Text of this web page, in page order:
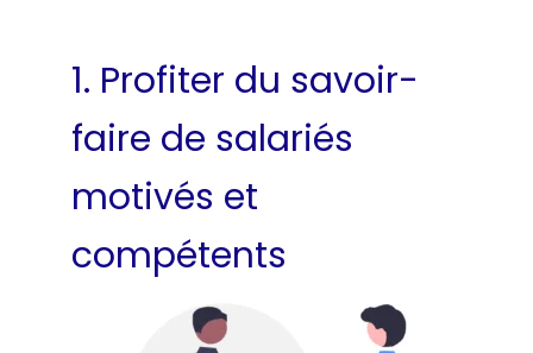
1. Profiter du savoir-
faire de salariés
motivés et
compétents